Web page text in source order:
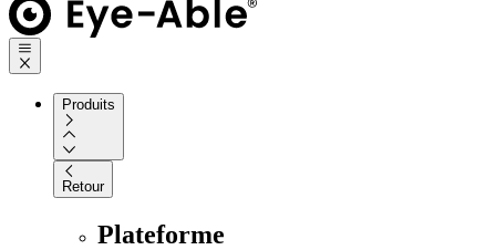
Produits
Retour
Plateforme